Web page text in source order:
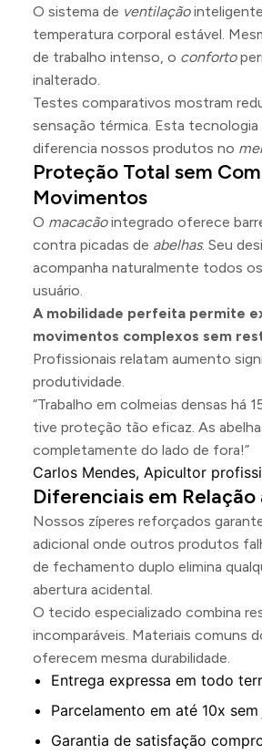
O sistema de ventilação
temperatura corporal estável.
de trabalho intenso, o conforto
inalterado.
Testes comparativos mostram
sensação térmica. Esta tecnologia
diferencia nossos produtos no
Proteção Total sem
Movimentos
O macacãointegrado oferece
contra picadas de abelhas. Seu
acompanha naturalmente todos
usuário.
A mobilidade perfeita permite
movimentos complexos sem
Profissionais relatam aumento
produtividade.
“Trabalho em colmeias densas há
tive proteção tão eficaz. As
completamente do lado de fora!”
Carlos Mendes, Apicultor
Diferenciais em
Nossos zíperes reforçados
adicional onde outros produtos
de fechamento duplo elimina
abertura acidental.
O tecido especializado combina
incomparáveis. Materiais comuns
oferecem mesma durabilidade.
Entrega expressa em todo
Parcelamento em até 10x sem
Garantia de satisfação